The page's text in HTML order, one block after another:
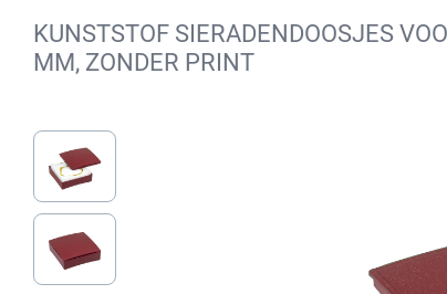
KUNSTSTOF SIERADENDOOSJES
MM, ZONDER PRINT
Afbeeldingengalerij overslaan